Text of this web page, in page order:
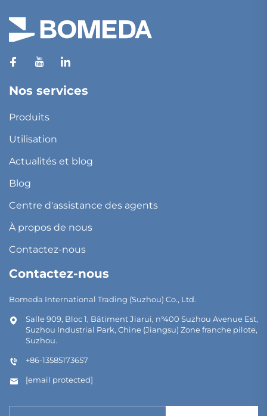
Nos services
Produits
Utilisation
Actualités et blog
Blog
Centre d'assistance des agents
À propos de nous
Contactez-nous
Contactez-nous
Bomeda International Trading (Suzhou) Co., Ltd.
Salle 909, Bloc 1, Bâtiment Jiarui, n°400 Suzhou Avenue Est,
Suzhou Industrial Park, Chine (Jiangsu) Zone franche pilote,
Suzhou.
+86-13585173657
[email protected]